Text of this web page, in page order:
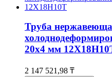
Труба
20х4 мм
2 147 521,98 ₸